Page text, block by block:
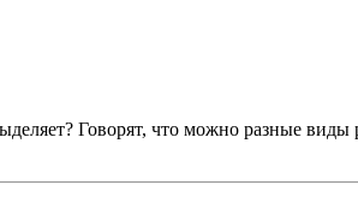
Говорят, что можно разные виды